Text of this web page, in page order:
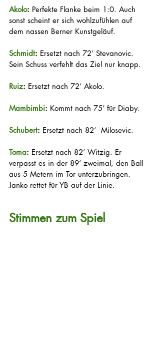
Akolo: Perfekte Flanke beim 1:0. Auch
sonst scheint er sich wohlzufühlen auf
dem nassen Berner Kunstgeläuf.
Schmidt: Ersetzt nach 72’ Stevanovic.
Sein Schuss verfehlt das Ziel nur knapp.
Ruiz: Ersetzt nach 72’ Akolo.
Mambimbi: Kommt nach 75’ für Diaby.
Schubert: Ersetzt nach 82’  Milosevic.
Toma: Ersetzt nach 82’ Witzig. Er
verpasst es in der 89’ zweimal, den Ball
aus 5 Metern im Tor unterzubringen.
Janko rettet für YB auf der Linie.
Stimmen zum Spiel